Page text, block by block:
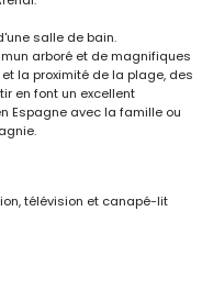
salle de bain.
arboré et de magnifiques
la proximité de la plage, des
en font un excellent
Espagne avec la famille ou
télévision et canapé-lit